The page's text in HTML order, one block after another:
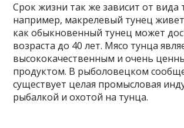
Срок жизни так же зависит от вида
например, макрелевый тунец
как обыкновенный тунец может
возраста до 40 лет. Мясо тунца
высококачественным и очень
продуктом. В рыболовецком
существует целая промысловая
рыбалкой и охотой на тунца.